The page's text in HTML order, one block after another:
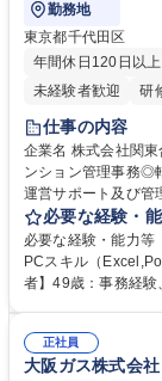
勤務地
東京都千代田区
年間休日120日以上
未経験者歓迎
研
仕事の内容
企業名 株式会社関東合人社 求人名 未経験・ベテラン
ンション管理事務◎転勤無/年休123日
運営サポート及び管
事務所内での事務業
【年収補足】532万
実績） ＋管理業務
人社計画研究所社の
無/年休123日
必要な経験・
必要な経験・能力等
PCスキル（Excel,PowerPoint,Word
者】49歳：事務経験、32
得出来ております！
を一律支給！ ■管理業務主任者資格取得後には50,000円/月の手当あり！
正社員
大阪ガス株式会社